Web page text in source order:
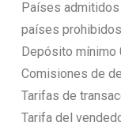
Países
países
Depósito mínimo
Comisiones de
Tarifas de
Tarifa del